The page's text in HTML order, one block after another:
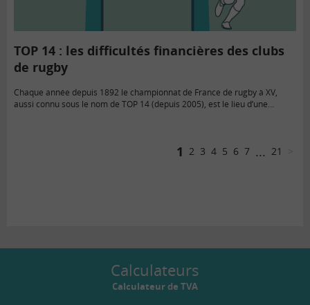
TOP 14 : les difficultés financières des clubs
de rugby
Chaque année depuis 1892 le championnat de France de rugby à XV,
aussi connu sous le nom de TOP 14 (depuis 2005), est le lieu d’une
1 2 3 4 5 6 7 ... 21
Calculateurs
Calculateur de TVA